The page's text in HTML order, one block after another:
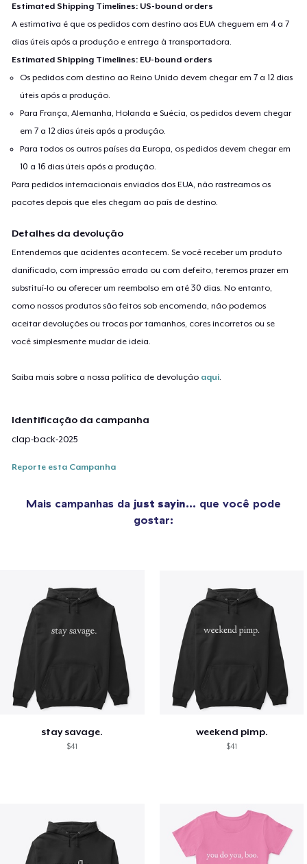
Estimated Shipping Timelines: US-bound orders
A estimativa é que os pedidos com destino aos EUA cheguem em 4 a 7
dias úteis após a produção e entrega à transportadora.
Estimated Shipping Timelines: EU-bound orders
Os pedidos com destino ao Reino Unido devem chegar em 7 a 12 dias
úteis após a produção.
Para França, Alemanha, Holanda e Suécia, os pedidos devem chegar
em 7 a 12 dias úteis após a produção.
Para todos os outros países da Europa, os pedidos devem chegar em
10 a 16 dias úteis após a produção.
Para pedidos internacionais enviados dos EUA, não rastreamos os
pacotes depois que eles chegam ao país de destino.
Detalhes da devolução
Entendemos que acidentes acontecem. Se você receber um produto
danificado, com impressão errada ou com defeito, teremos prazer em
substituí-lo ou oferecer um reembolso em até 30 dias. No entanto,
como nossos produtos são feitos sob encomenda, não podemos
aceitar devoluções ou trocas por tamanhos, cores incorretos ou se
você simplesmente mudar de ideia.
Saiba mais sobre a nossa política de devolução aqui
Identificação da campanha
clap-back-2025
Reporte esta Campanha
Mais campanhas da just sayin… que você pode
gostar:
stay savage.
$41
weekend pimp.
$41